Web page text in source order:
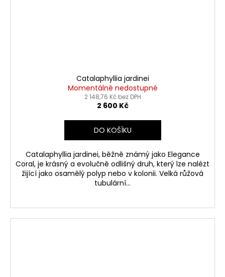
Catalaphyllia jardinei
Momentálně nedostupné
2 148,76 Kč bez DPH
2 600 Kč
DO KOŠÍKU
Catalaphyllia jardinei, běžně známý jako Elegance
Coral, je krásný a evolučně odlišný druh, který lze nalézt
žijící jako osamělý polyp nebo v kolonii. Velká růžová
tubulární...
D
r
u